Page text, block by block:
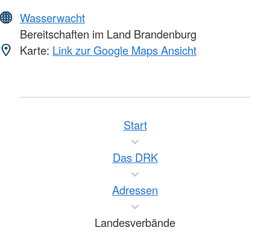
Wasserwacht
Bereitschaften im Land Brandenburg
Karte: Link zur Google Maps Ansicht
Start
Das DRK
Adressen
Landesverbände